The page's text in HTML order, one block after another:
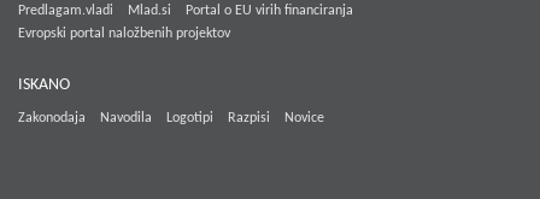
Predlagam.vladi
Mlad.si
Portal o EU virih financiranja
Evropski portal naložbenih projektov
ISKANO
Zakonodaja Navodila Logotipi Razpisi Novice